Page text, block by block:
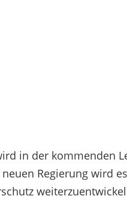
in der kommenden
Regierung wird